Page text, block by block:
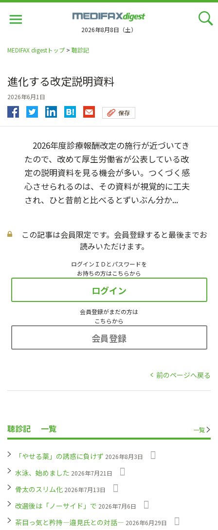
2026年8月8日（土）
MEDIFAX digestトップ > 聴診記
進化する改定説明資料
2026年6月1日
保存
2026年度診療報酬改定の施行が近づいてき
たので、改めて厚生労働省が公表している改
定の説明資料を見る機会が多い。つくづく感
心させられるのは、その資料が視覚的に工夫
され、ひと昔前と比べるとずいぶん分か...
この記事は会員限定です。会員登録すると最後までお
読みいただけます。
ログインＩＤとパスワードを
お持ちの方はこちらから
ログイン
会員登録がまだの方は
こちらから
会員登録
前のページへ戻る
聴診記 一覧 一覧
「やせる薬」の誘惑に負けず 2026年8月3日
水泳、始めました 2026年7月21日
骨太のスリム化 2026年7月13日
改選後は「ノーサイド」で 2026年7月6日
茶目っ気と矜持―邉見氏との対話― 2026年6月29日